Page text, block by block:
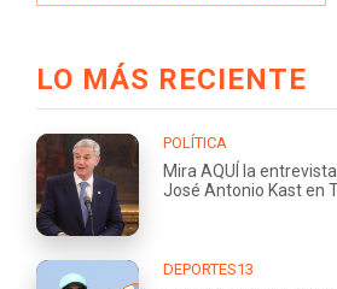
LO MÁS RECIENTE
POLÍTICA
Mira AQUÍ la
José Antonio Kast en
DEPORTES13